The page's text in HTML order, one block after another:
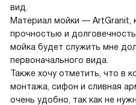
вид.
Материал мойки — ArtGranit,
прочностью и
мойка будет служить мне
первоначального вида.
Также хочу отметить, что в
монтажа, сифон и сливная
очень удобно, так как не